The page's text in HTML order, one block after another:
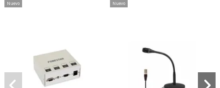
Nuevo Nuevo